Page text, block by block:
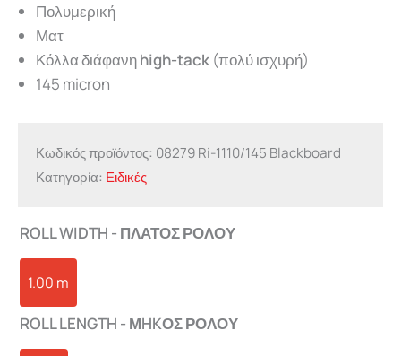
Πολυμερική
Ματ
Κόλλα διάφανηhigh-tack (πολύ ισχυρή)
145 micron
Κωδικός προϊόντος: 08279 Ri-1110/145 Blackboard
Κατηγορία: Ειδικές
ROLL WIDTH - ΠΛΑΤΟΣ ΡΟΛΟΥ
1.00 m
ROLL LENGTH - ΜHKΟΣ ΡΟΛΟΥ